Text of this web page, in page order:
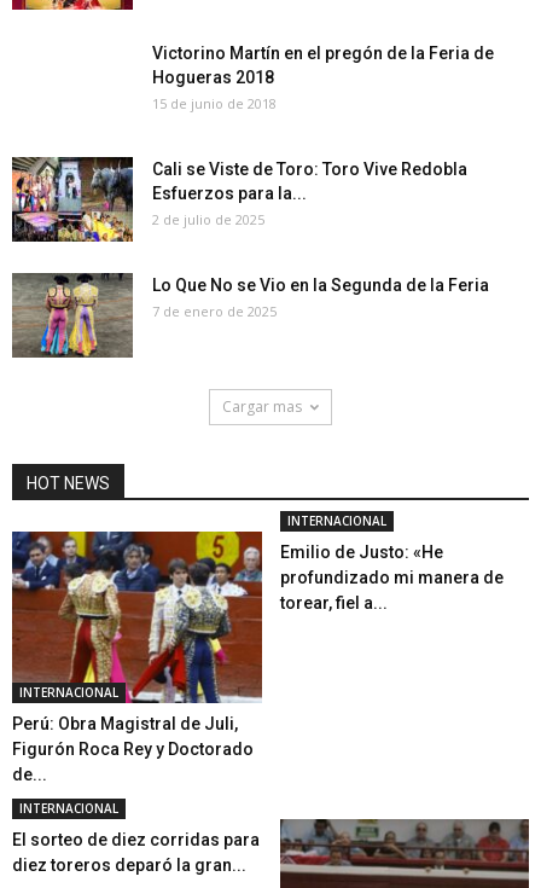
Victorino Martín en el pregón de la Feria de
Hogueras 2018
15 de junio de 2018
Cali se Viste de Toro: Toro Vive Redobla
Esfuerzos para la...
2 de julio de 2025
Lo Que No se Vio en la Segunda de la Feria
7 de enero de 2025
Cargar mas
HOT NEWS
INTERNACIONAL
Perú: Obra Magistral de Juli,
Figurón Roca Rey y Doctorado
de...
INTERNACIONAL
Emilio de Justo: «He
profundizado mi manera de
torear, fiel a...
INTERNACIONAL
El sorteo de diez corridas para
diez toreros deparó la gran...